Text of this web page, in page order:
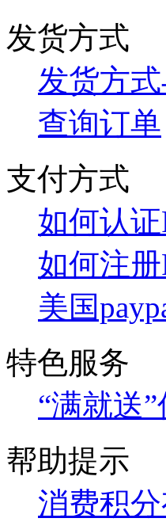
发货方式
发货方
查询订单
支付方式
如何认证
如何注册
美国
特色服务
“满就送
帮助提示
消费积